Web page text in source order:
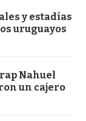
y estadías
uruguayos
Nahuel
un cajero